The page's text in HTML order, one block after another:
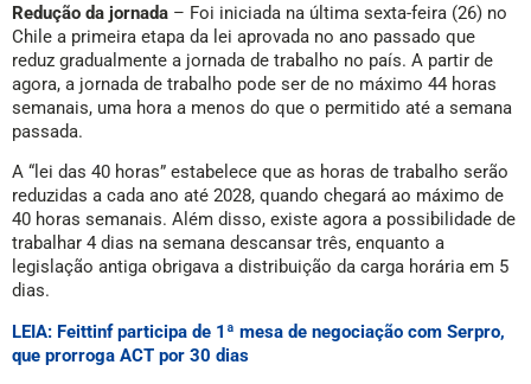
Redução da jornada – Foi iniciada na última sexta-feira (26) no
Chile a primeira etapa da lei aprovada no ano passado que
reduz gradualmente a jornada de trabalho no país. A partir de
agora, a jornada de trabalho pode ser de no máximo 44 horas
semanais, uma hora a menos do que o permitido até a semana
passada.
A “lei das 40 horas” estabelece que as horas de trabalho serão
reduzidas a cada ano até 2028, quando chegará ao máximo de
40 horas semanais. Além disso, existe agora a possibilidade de
trabalhar 4 dias na semana descansar três, enquanto a
legislação antiga obrigava a distribuição da carga horária em 5
dias.
LEIA: Feittinf participa de 1ª mesa de negociação com Serpro,
que prorroga ACT por 30 dias